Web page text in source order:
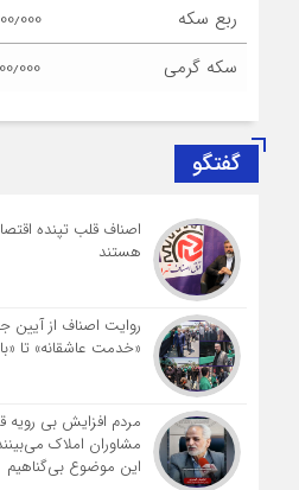
ربع سکه
سکه گرمی
گفتگو
اصناف قلب تپنده
هستند
روایت اصناف از آیین
«خدمت عاشقانه» تا
مردم افزایش بی رویه
مشاوران املاک
این موضوع بی‌گناهیم